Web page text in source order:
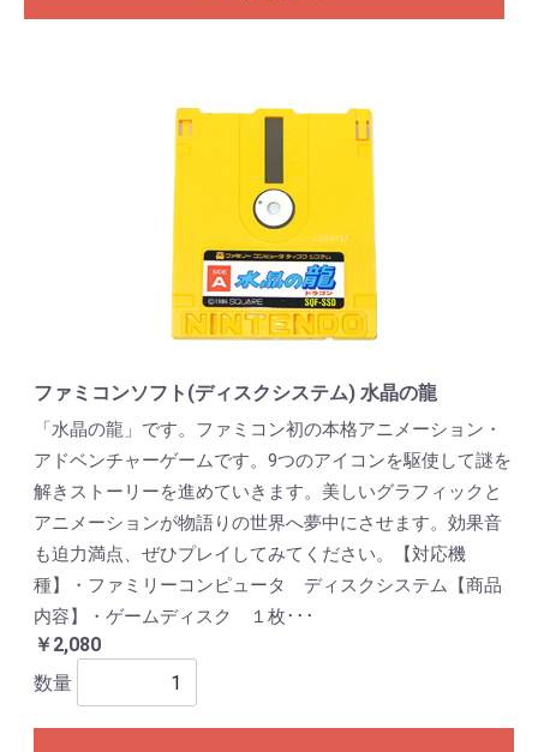
ファミコンソフト(ディスクシステム) 水晶の龍
「水晶の龍」です。ファミコン初の本格アニメーション・
アドベンチャーゲームです。9つのアイコンを駆使して謎を
解きストーリーを進めていきます。美しいグラフィックと
アニメーションが物語りの世界へ夢中にさせます。効果音
も迫力満点、ぜひプレイしてみてください。【対応機
種】・ファミリーコンピュータ ディスクシステム【商品
内容】・ゲームディスク １枚･･･
￥2,080
数量